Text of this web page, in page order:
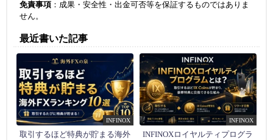
免責事項 ：成果・安全性・出金可否等を保証するものではありま
せん。
最近書いた記事
INFINOX
取引するほど特典が貯まる海外
INFINOX
INFINOXロイヤルティプログラ